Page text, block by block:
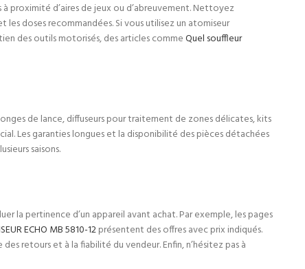
proximité d’aires de jeux ou d’abreuvement. Nettoyez
doses recommandées. Si vous utilisez un atomiseur
des outils motorisés, des articles commeQuel souffleur
de lance, diffuseurs pour traitement de zones délicates, kits
Les garanties longues et la disponibilité des pièces détachées
saisons.
la pertinence d’un appareil avant achat. Par exemple, les pages
ECHO MB 5810-12présentent des offres avec prix indiqués.
retours et à la fiabilité du vendeur. Enfin, n’hésitez pas à